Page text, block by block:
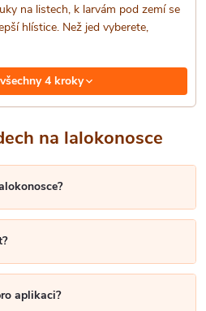
na listech, k larvám pod zemí se
hlístice. Než jed vyberete,
4 kroky
na lalokonosce
aplikaci?